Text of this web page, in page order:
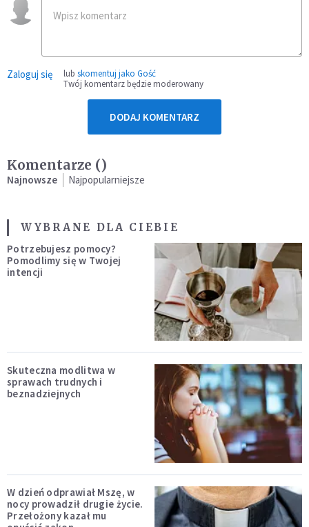
Zaloguj się lub skomentuj jako Gość
Twój komentarz będzie moderowany
DODAJ KOMENTARZ
Komentarze ()
Najnowsze Najpopularniejsze
WYBRANE DLA CIEBIE
Potrzebujesz pomocy?
Pomodlimy się w Twojej
intencji
Skuteczna modlitwa w
sprawach trudnych i
beznadziejnych
W dzień odprawiał Mszę, w
nocy prowadził drugie życie.
Przełożony kazał mu